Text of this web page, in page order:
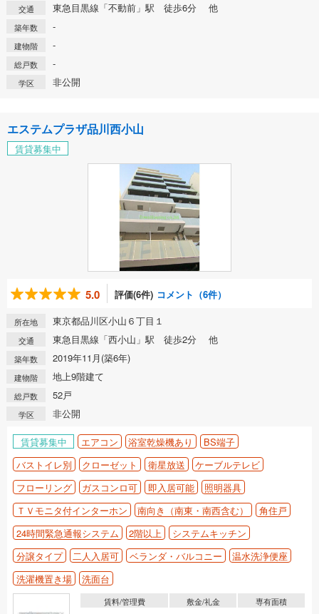
交通 東急目黒線「不動前」駅 徒歩6分 他
築年数 -
建物階 -
総戸数 -
学区 非公開
エステムプラザ品川西小山
賃貸募集中
5.0 評価(6件) コメント（6件）
所在地 東京都品川区小山６丁目１
交通 東急目黒線「西小山」駅 徒歩2分 他
築年数 2019年11月(築6年)
建物階 地上9階建て
総戸数 52戸
学区 非公開
賃貸募集中 エアコン 浴室乾燥機あり
BS端子
バストイレ別
クローゼット 衛星放送
ケーブルテレビ
フローリング
ガスコンロ可 即入居可能
照明器具
ＴＶモニタ付インターホン
南向き（南東・南西含む）
角住戸
24時間緊急通報システム
2階以上
システムキッチン
分譲タイプ
二人入居可 ベランダ・バルコニー
温水洗浄便座
洗濯機置き場
洗面台
賃料/管理費 敷金/礼金 専有面積